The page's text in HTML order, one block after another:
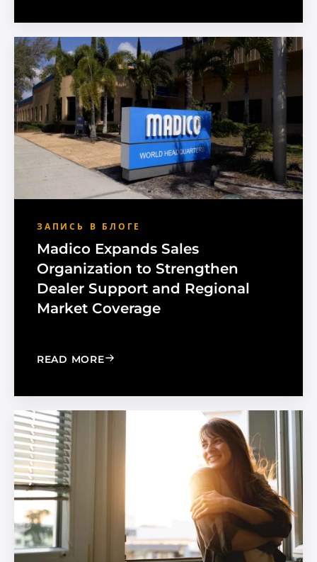
ЗАПИСЬ В БЛОГЕ
Madico Expands Sales
Organization to Strengthen
Dealer Support and Regional
Market Coverage
READ MORE: MADICO EXPANDS SALES